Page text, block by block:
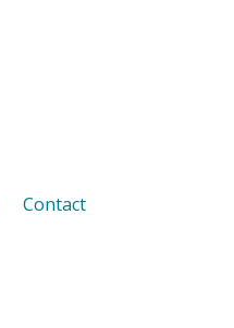
Contact